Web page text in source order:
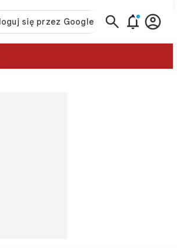
  